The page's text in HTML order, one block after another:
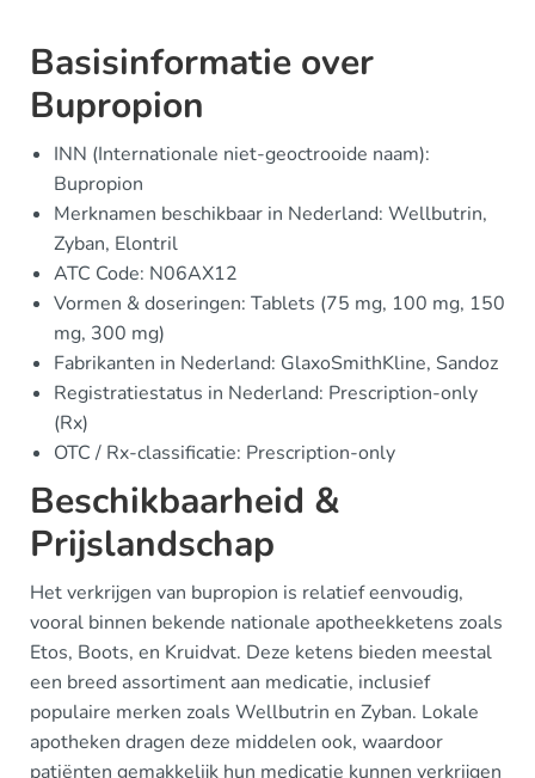
Basisinformatie over
Bupropion
INN (Internationale niet-geoctrooide naam):
Bupropion
Merknamen beschikbaar in Nederland: Wellbutrin,
Zyban, Elontril
ATC Code: N06AX12
Vormen & doseringen: Tablets (75 mg, 100 mg, 150
mg, 300 mg)
Fabrikanten in Nederland: GlaxoSmithKline, Sandoz
Registratiestatus in Nederland: Prescription-only
(Rx)
OTC / Rx-classificatie: Prescription-only
Beschikbaarheid &
Prijslandschap
Het verkrijgen van bupropion is relatief eenvoudig,
vooral binnen bekende nationale apotheekketens zoals
Etos, Boots, en Kruidvat. Deze ketens bieden meestal
een breed assortiment aan medicatie, inclusief
populaire merken zoals Wellbutrin en Zyban. Lokale
apotheken dragen deze middelen ook, waardoor
patiënten gemakkelijk hun medicatie kunnen verkrijgen